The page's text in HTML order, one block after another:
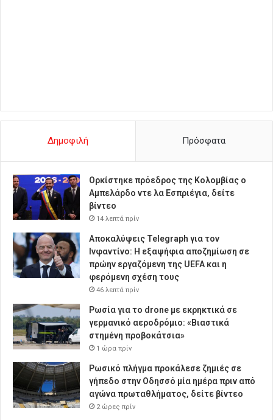
Δημοφιλή Πρόσφατα
Ορκίστηκε πρόεδρος της Κολομβίας ο
Αμπελάρδο ντε λα Εσπριέγια, δείτε
βίντεο
14 λεπτά πρίν
Αποκαλύψεις Telegraph για τον
Ινφαντίνο: Η εξαψήφια αποζημίωση σε
πρώην εργαζόμενη της UEFA και η
φερόμενη σχέση τους
46 λεπτά πρίν
Ρωσία για το drone με εκρηκτικά σε
γερμανικό αεροδρόμιο: «Βιαστικά
στημένη προβοκάτσια»
1 ώρα πρίν
Ρωσικό πλήγμα προκάλεσε ζημιές σε
γήπεδο στην Οδησσό μία ημέρα πριν από
αγώνα πρωταθλήματος, δείτε βίντεο
2 ώρες πρίν